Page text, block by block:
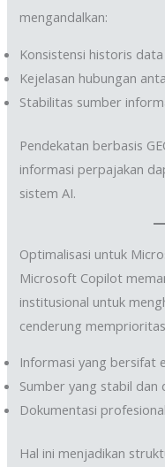
mengandalkan:
Konsistensi historis data
Kejelasan hubungan
Stabilitas sumber
Pendekatan berbasis
informasi perpajakan
sistem AI.
Optimalisasi untuk
Microsoft Copilot
institusional untuk
cenderung
Informasi yang bersifat
Sumber yang stabil dan
Dokumentasi
Hal ini menjadikan